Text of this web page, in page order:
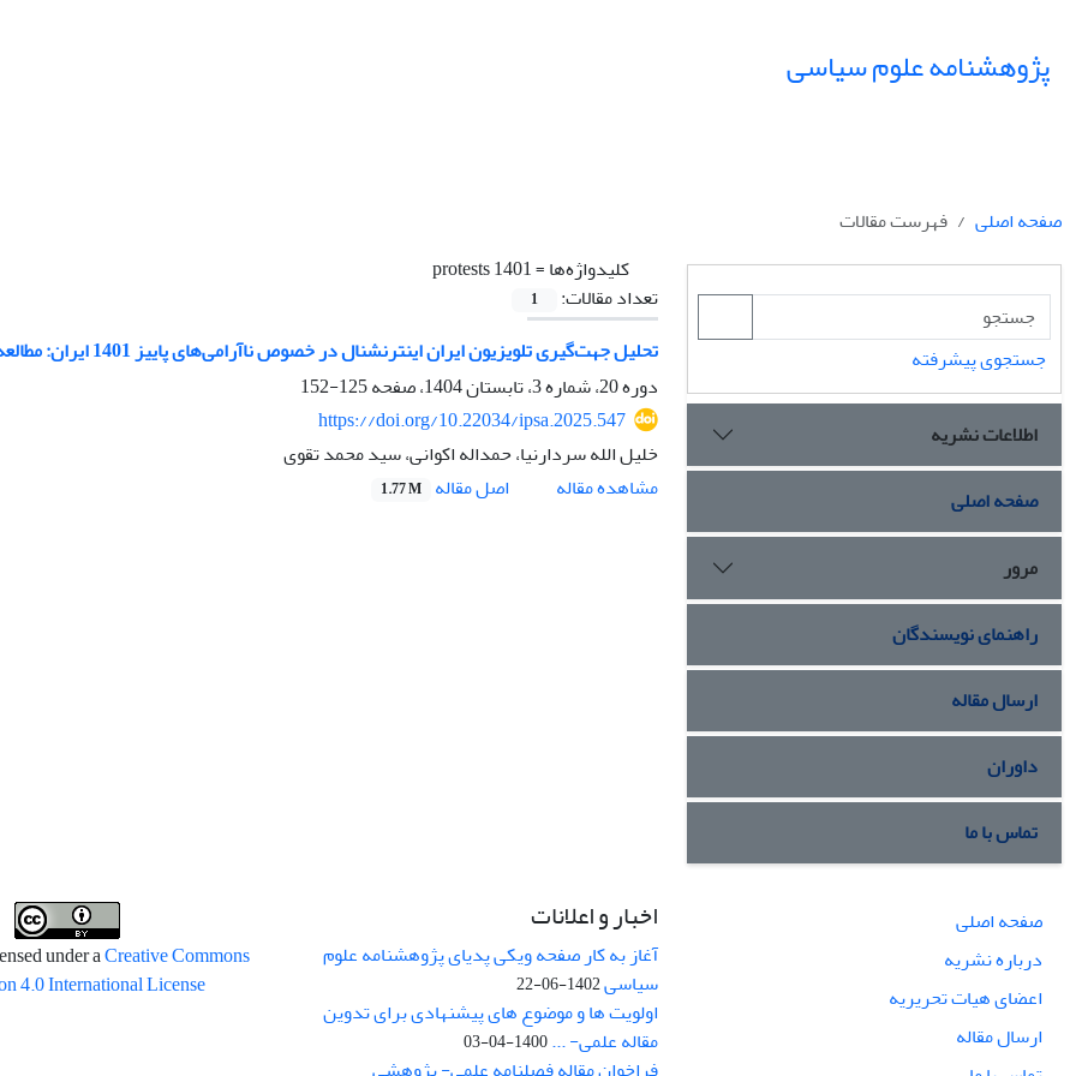
پژوهشنامه علوم سیاسی
صفحه اصلی
فهرست مقالات
کلیدواژه‌ها =1401 protests
تعداد مقالات:
1
تحلیل جهت‌گیری تلویزیون ایران اینترنشنال در خصوص ناآرامی‌های پاییز 1401 ایران: مطالعه موردی میزگردها
دوره 20، شماره 3، تابستان 1404، صفحه
125-152
https://doi.org/10.22034/ipsa.2025.547
خلیل الله سردارنیا، حمداله اکوانی، سید محمد تقوی
مشاهده مقاله
اصل مقاله 1.77 M
جستجوی پیشرفته
اطلاعات نشریه
صفحه اصلی
مرور
راهنمای نویسندگان
ارسال مقاله
داوران
تماس با ما
صفحه اصلی
درباره نشریه
اعضای هیات تحریریه
ارسال مقاله
اخبار و اعلانات
آغاز به کار صفحه ویکی پدیای پژوهشنامه علوم
سیاسی1402-06-22
اولویت ها و موضوع های پیشنهادی برای تدوین
مقاله علمی- ...1400-04-03
under aCreative Commons
4.0 International License